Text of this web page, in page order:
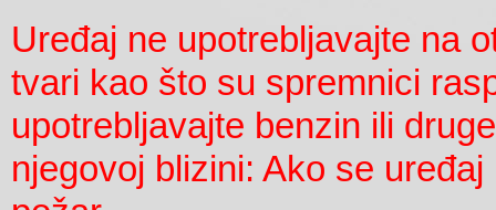
Uređaj ne upotrebljavajte na
tvari kao što su spremnici
upotrebljavajte benzin ili
njegovoj blizini: Ako se